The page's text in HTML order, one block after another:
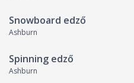
Snowboard edző
Ashburn
Spinning edző
Ashburn